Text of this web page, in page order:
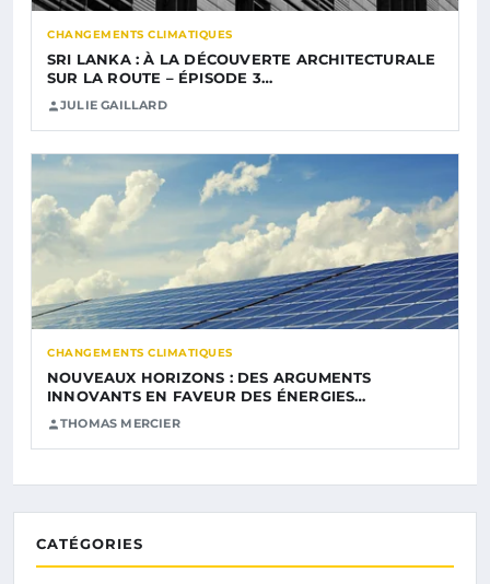
CHANGEMENTS CLIMATIQUES
SRI LANKA : À LA DÉCOUVERTE ARCHITECTURALE
SUR LA ROUTE – ÉPISODE 3…
JULIE GAILLARD
CHANGEMENTS CLIMATIQUES
NOUVEAUX HORIZONS : DES ARGUMENTS
INNOVANTS EN FAVEUR DES ÉNERGIES…
THOMAS MERCIER
CATÉGORIES